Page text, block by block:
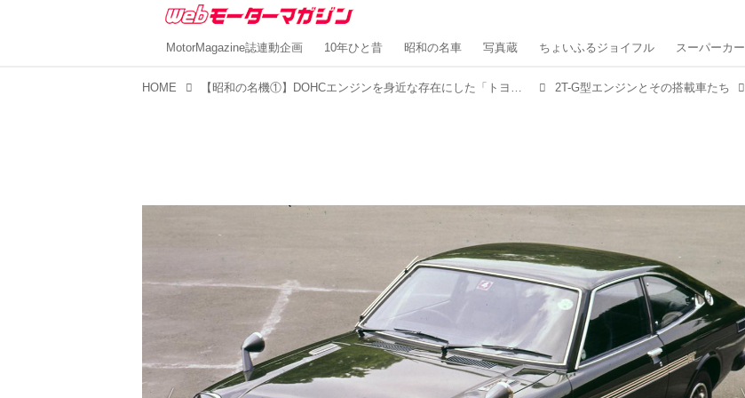
MotorMagazine誌連動企画 10年ひと昔 昭和の名車 写真蔵 ちょいふるジョイフル スーパーカー
HOME 【昭和の名機①】DOHCエンジンを身近な存在にした「トヨタ2T-G」の功績は大きい 2T-G型エンジンとその搭載車たち